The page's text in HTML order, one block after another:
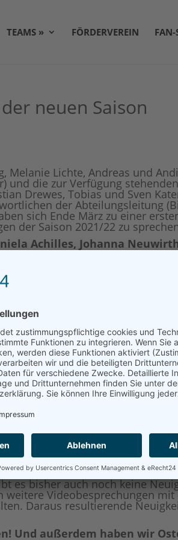
TEAMS » FÖRDERVEREIN FAN-
neuen Saison
Melanie Lichte, Andreas und
und die zur Verfügung stehenden
Drewes, Tobias und Sven
der Abteilungsleitung
sich Ende März zu einer
der Saison 2021/22 zu
Achilles, Johanna
als ehrenamtliche Trainer
da Alle über viele Jahre
Knights hatten. Auf diesem
bedanken, den Vieles wäre
und Katja Villette
in den letzten
den gegebenen Bedingungen
und Helfer / Hallensituation)
nach offiziellen Angaben bis
wir spätestens nach den
von Hermann Billung-Meyer
wieder auf Vordermann
auf dem Außencourt) und
mit der
Trainingsbetrieb im
gerade den Jugendlichen dieses
einfach noch zu hoch.
es bisher auch noch keine
weitere Videobesprechungen mit
Daraus resultierende
Und außerdem haben wir